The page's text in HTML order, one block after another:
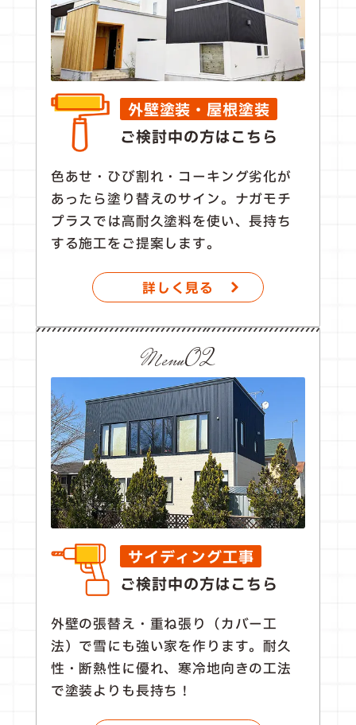
外壁塗装・屋根塗装
ご検討中の方はこちら
色あせ・ひび割れ・コーキング劣化が
あったら塗り替えのサイン。ナガモチ
プラスでは高耐久塗料を使い、長持ち
する施工をご提案します。
詳しく見る
Menu02
サイディング工事
ご検討中の方はこちら
外壁の張替え・重ね張り（カバー工
法）で雪にも強い家を作ります。耐久
性・断熱性に優れ、寒冷地向きの工法
で塗装よりも長持ち！